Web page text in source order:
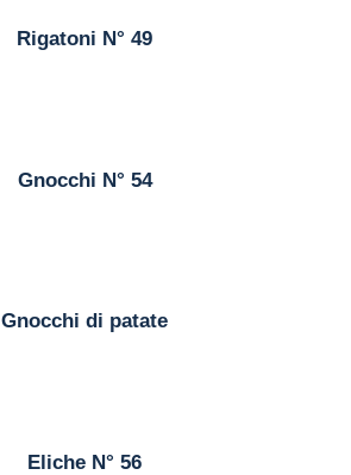
Rigatoni N° 49
Gnocchi N° 54
Gnocchi di patate
Eliche N° 56